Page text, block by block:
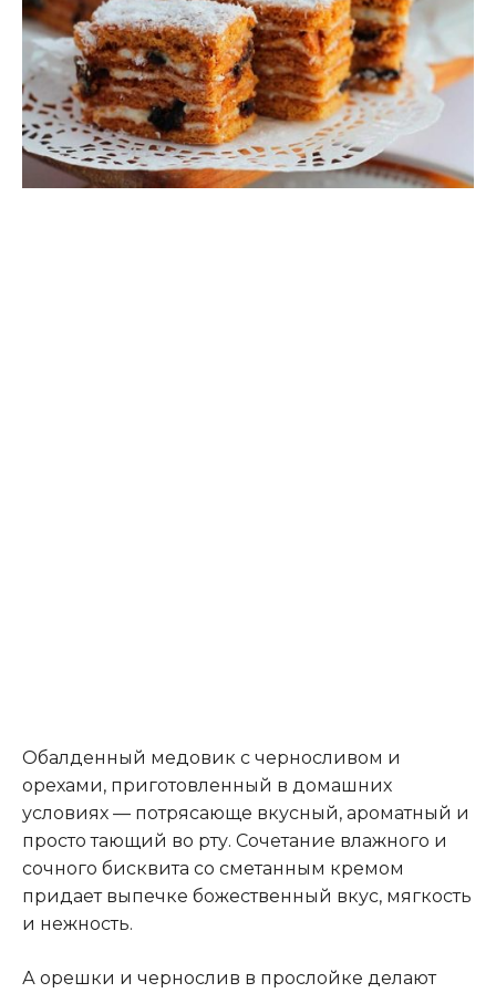
Обалденный медовик с черносливом и
орехами, приготовленный в домашних
условиях — потрясающе вкусный, ароматный и
просто тающий во рту. Сочетание влажного и
сочного бисквита со сметанным кремом
придает выпечке божественный вкус, мягкость
и нежность.
А орешки и чернослив в прослойке делают